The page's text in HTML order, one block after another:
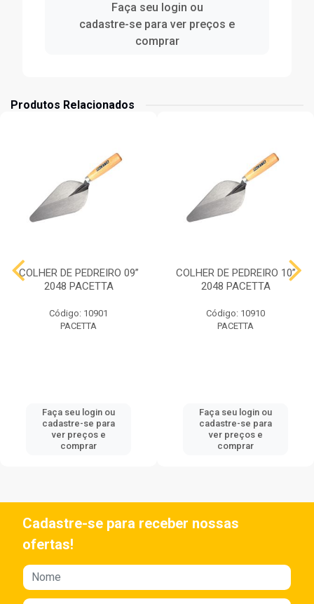
Faça seu login ou
cadastre-se para ver preços e
comprar
Produtos Relacionados
COLHER DE PEDREIRO 09”
2048 PACETTA
Código: 10901
PACETTA
Faça seu login ou
cadastre-se para
ver preços e
comprar
COLHER DE PEDREIRO 10”
2048 PACETTA
Código: 10910
PACETTA
Faça seu login ou
cadastre-se para
ver preços e
comprar
Cadastre-se para receber nossas
ofertas!